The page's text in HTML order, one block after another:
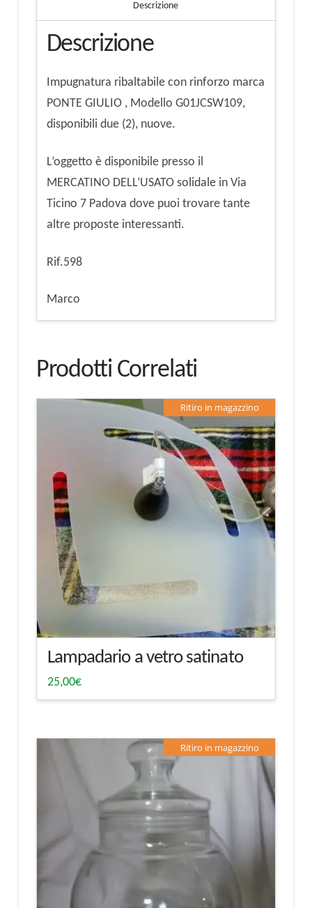
Descrizione
Descrizione
Impugnatura ribaltabile con rinforzo marca
PONTE GIULIO , Modello G01JCSW109,
disponibili due (2), nuove.
L’oggetto è disponibile presso il
MERCATINO DELL’USATO solidale in Via
Ticino 7 Padova dove puoi trovare tante
altre proposte interessanti.
Rif.598
Marco
Prodotti Correlati
Ritiro in magazzino
Lampadario a vetro satinato
25,00€
Ritiro in magazzino